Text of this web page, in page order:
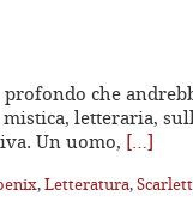
che
letteraria,
Un uomo, […]
,Letteratura,